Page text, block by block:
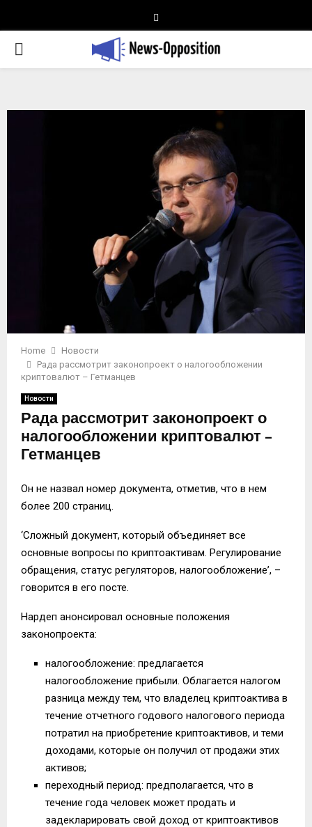
PRIMARY
Home
Новости
Рада рассмотрит законопроект о налогообложении
криптовалют – Гетманцев
Новости
Рада рассмотрит законопроект о
налогообложении криптовалют –
Гетманцев
Он не назвал номер документа, отметив, что в нем
более 200 страниц.
‘Сложный документ, который объединяет все
основные вопросы по криптоактивам. Регулирование
обращения, статус регуляторов, налогообложение’, –
говорится в его посте.
Нардеп анонсировал основные положения
законопроекта:
налогообложение: предлагается
налогообложение прибыли. Облагается налогом
разница между тем, что владелец криптоактива в
течение отчетного годового налогового периода
потратил на приобретение криптоактивов, и теми
доходами, которые он получил от продажи этих
активов;
переходный период: предполагается, что в
течение года человек может продать и
задекларировать свой доход от криптоактивов